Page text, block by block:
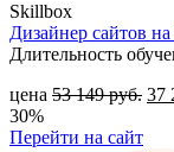
Skillbox
Дизайнер сайтов
Длительность
цена 53 149руб. 37
30%
Перейти на сайт